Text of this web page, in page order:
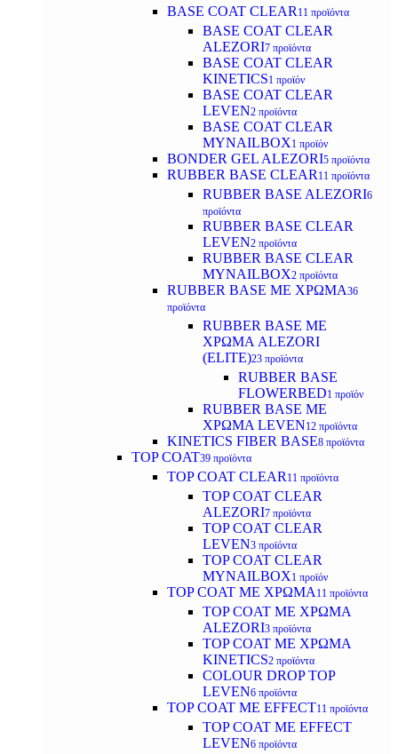
BASE COAT CLEAR 11 προϊόντα
BASE COAT CLEAR
ALEZORI7 προϊόντα
BASE COAT CLEAR
KINETICS1 προϊόν
BASE COAT CLEAR
LEVEN2 προϊόντα
BASE COAT CLEAR
MYNAILBOX1 προϊόν
BONDER GEL ALEZORI5 προϊόντα
RUBBER BASE CLEAR 11 προϊόντα
RUBBER BASE ALEZORI6
προϊόντα
RUBBER BASE CLEAR
LEVEN2 προϊόντα
RUBBER BASE CLEAR
MYNAILBOX2 προϊόντα
RUBBER BASE ΜΕ ΧΡΩΜΑ36
προϊόντα
RUBBER BASE ΜΕ
ΧΡΩΜΑ ALEZORI
(ELITE)23 προϊόντα
RUBBER BASE
FLOWERBED1 προϊόν
RUBBER BASE ΜΕ
ΧΡΩΜΑ LEVEN12 προϊόντα
KINETICS FIBER BASE8 προϊόντα
TOP COAT39 προϊόντα
TOP COAT CLEAR 11 προϊόντα
TOP COAT CLEAR
ALEZORI7 προϊόντα
TOP COAT CLEAR
LEVEN3 προϊόντα
TOP COAT CLEAR
MYNAILBOX1 προϊόν
TOP COAT ΜΕ ΧΡΩΜΑ 11 προϊόντα
TOP COAT ΜΕ ΧΡΩΜΑ
ALEZORI3 προϊόντα
TOP COAT ΜΕ ΧΡΩΜΑ
KINETICS2 προϊόντα
COLOUR DROP TOP
LEVEN6 προϊόντα
TOP COAT ΜΕ EFFECT11 προϊόντα
TOP COAT ME EFFECT
LEVEN6 προϊόντα